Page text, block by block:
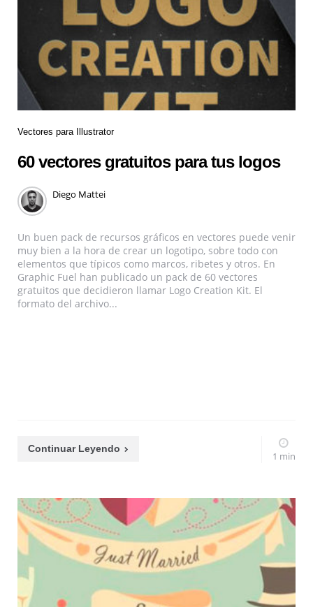
Vectores para Illustrator
60 vectores gratuitos para tus logos
Diego Mattei
Un buen pack de recursos gráficos en vectores puede venir
muy bien a la hora de crear un logotipo, sobre todo con
elementos que típicos como marcos, ribetes y otros. En
Graphic Fuel han publicado un pack de 60 vectores
gratuitos que decidieron llamar Logo Creation Kit. El
formato del archivo...
Continuar Leyendo
1 min